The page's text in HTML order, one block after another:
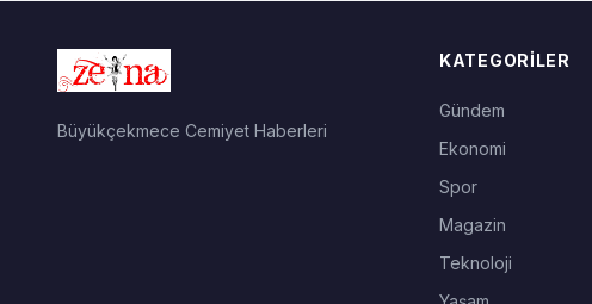
Büyükçekmece Cemiyet Haberleri
KATEGORILER
Gündem
Ekonomi
Spor
Magazin
Teknoloji